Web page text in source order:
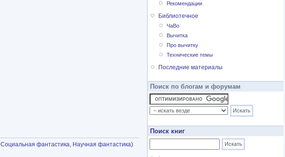
Социальная фантастика, Научная фантастика)
Рекомендации
Библиотечное
ЧаВо
Вычитка
Про вычитку
Технические темы
Последние материалы
Поиск по блогам и форумам
Поиск книг